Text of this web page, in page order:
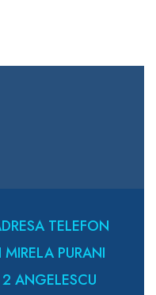
TELEFON
PURANI
ANGELESCU